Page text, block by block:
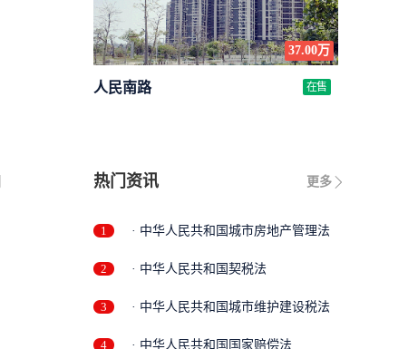
37.00万
人民南路 在售
更多
热门资讯
1 · 中华人民共和国城市房地产管理法
2 · 中华人民共和国契税法
3 · 中华人民共和国城市维护建设税法
4 · 中华人民共和国国家赔偿法